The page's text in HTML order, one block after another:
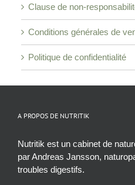
Clause de non-
Conditions générales de
Politique de confidentialité
A PROPOS DE NUTRITIK
Nutritik est un cabinet de
par Andreas Jansson,
troubles digestifs.